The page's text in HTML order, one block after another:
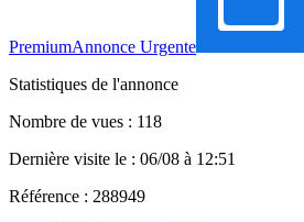
PremiumAnnonce Urgente
Statistiques de l'annonce
Nombre de vues : 118
Dernière visite le : 06/08 à 12:51
Référence : 288949